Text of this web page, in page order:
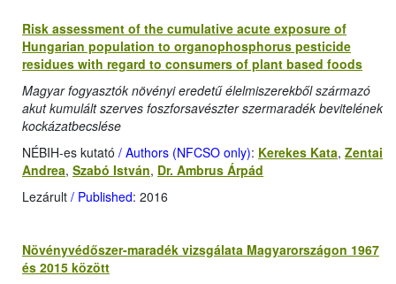
Risk assessment of the cumulative acute exposure of
Hungarian population to organophosphorus pesticide
residues with regard to consumers of plant based foods
Magyar fogyasztók növényi eredetű élelmiszerekből származó
akut kumulált szerves foszforsavészter szermaradék bevitelének
kockázatbecslése
NÉBIH-es kutató / Authors (NFCSO only): Kerekes Kata, Zentai
Andrea, Szabó István, Dr. Ambrus Árpád
Lezárult / Published: 2016
Növényvédőszer-maradék vizsgálata Magyarországon 1967
és 2015 között